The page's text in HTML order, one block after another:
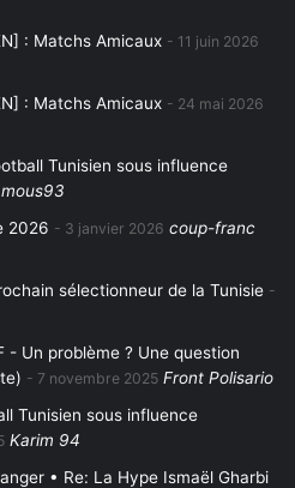
: Matchs Amicaux 11 juin 2026
: Matchs Amicaux
24 mai 2026
Tunisien sous influence
mous93
2026
3 janvier 2026 coup-franc
sélectionneur de la Tunisie
- Un problème ? Une question
7 novembre 2025 Front Polisario
Tunisien sous influence
Karim 94
• Re: La Hype Ismaël Gharbi